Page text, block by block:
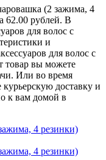
(2 зажима, 4
62.00 рублей. В
для волос с
и
для волос с
товар вы можете
Или во время
доставку и
к вам домой в
4 резинки)
4 резинки)